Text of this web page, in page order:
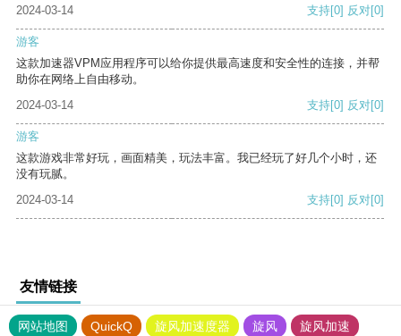
2024-03-14
支持[0] 反对[0]
游客
这款加速器VPM应用程序可以给你提供最高速度和安全性的连接，并帮
助你在网络上自由移动。
2024-03-14
支持[0] 反对[0]
游客
这款游戏非常好玩，画面精美，玩法丰富。我已经玩了好几个小时，还
没有玩腻。
2024-03-14
支持[0] 反对[0]
友情链接
网站地图 QuickQ 旋风加速度器 旋风
旋风加速